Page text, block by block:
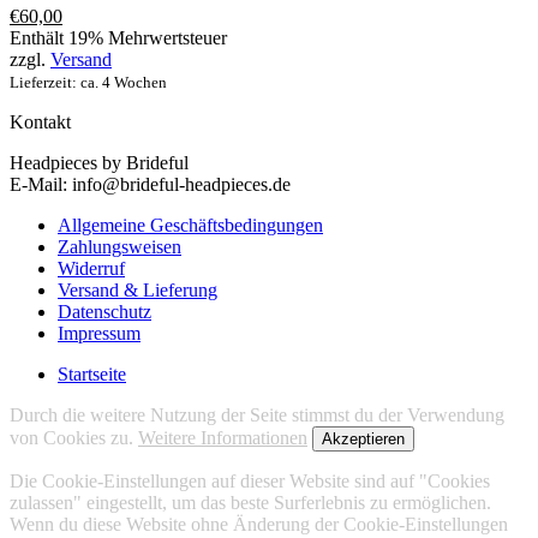
€60,00
Enthält 19% Mehrwertsteuer
zzgl. Versand
Lieferzeit: ca. 4 Wochen
Kontakt
Headpieces by Brideful
E-Mail: info@brideful-headpieces.de
Allgemeine Geschäftsbedingungen
Zahlungsweisen
Widerruf
Versand & Lieferung
Datenschutz
Impressum
Startseite
Durch die weitere Nutzung der Seite stimmst du der Verwendung
von Cookies zu. Weitere Informationen Akzeptieren
Die Cookie-Einstellungen auf dieser Website sind auf "Cookies
zulassen" eingestellt, um das beste Surferlebnis zu ermöglichen.
Wenn du diese Website ohne Änderung der Cookie-Einstellungen